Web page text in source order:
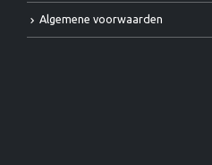
Algemene voorwaarden